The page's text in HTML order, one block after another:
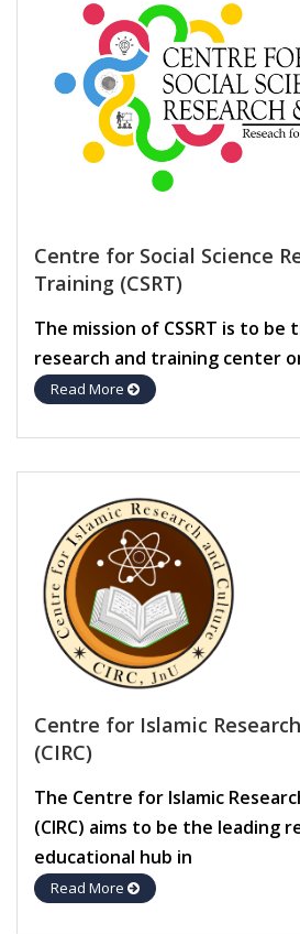
Centre for Social Science
Training (CSRT)
The mission of CSSRT is to be
research and training center
Read More
Centre for Islamic
(CIRC)
The Centre for Islamic
(CIRC) aims to be the leading
educational hub in
Read More